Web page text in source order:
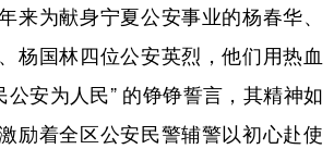
来为献身宁夏公安事业的杨春华、
杨国林四位公安英烈，他们用热血
公安为人民” 的铮铮誓言，其精神如
励着全区公安民警辅警以初心赴使